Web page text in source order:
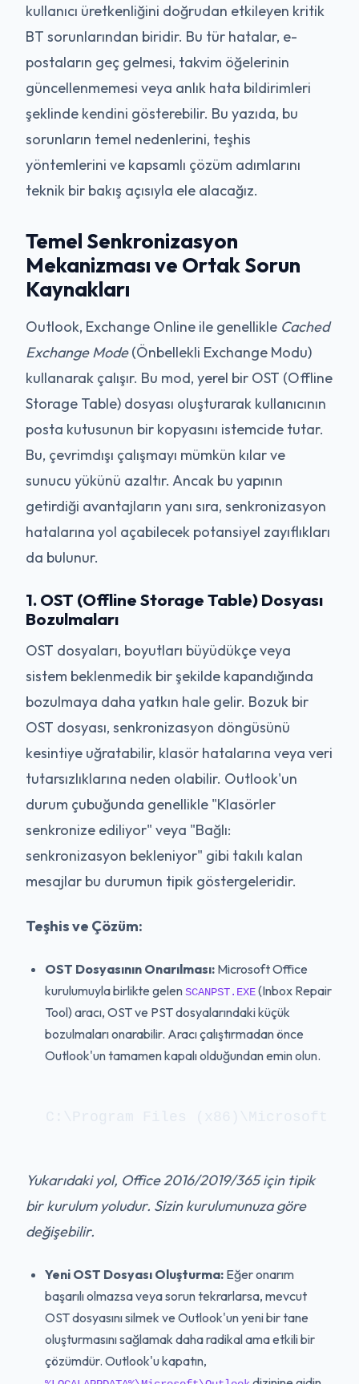
kullanıcı üretkenliğini doğrudan etkileyen kritik
BT sorunlarından biridir. Bu tür hatalar, e-
postaların geç gelmesi, takvim öğelerinin
güncellenmemesi veya anlık hata bildirimleri
şeklinde kendini gösterebilir. Bu yazıda, bu
sorunların temel nedenlerini, teşhis
yöntemlerini ve kapsamlı çözüm adımlarını
teknik bir bakış açısıyla ele alacağız.
Temel Senkronizasyon
Mekanizması ve Ortak Sorun
Kaynakları
Outlook, Exchange Online ile genellikle Cached
Exchange Mode(Önbellekli Exchange Modu)
kullanarak çalışır. Bu mod, yerel bir OST (Offline
Storage Table) dosyası oluşturarak kullanıcının
posta kutusunun bir kopyasını istemcide tutar.
Bu, çevrimdışı çalışmayı mümkün kılar ve
sunucu yükünü azaltır. Ancak bu yapının
getirdiği avantajların yanı sıra, senkronizasyon
hatalarına yol açabilecek potansiyel zayıflıkları
da bulunur.
1. OST (Offline Storage Table) Dosyası
Bozulmaları
OST dosyaları, boyutları büyüdükçe veya
sistem beklenmedik bir şekilde kapandığında
bozulmaya daha yatkın hale gelir. Bozuk bir
OST dosyası, senkronizasyon döngüsünü
kesintiye uğratabilir, klasör hatalarına veya veri
tutarsızlıklarına neden olabilir. Outlook'un
durum çubuğunda genellikle "Klasörler
senkronize ediliyor" veya "Bağlı:
senkronizasyon bekleniyor" gibi takılı kalan
mesajlar bu durumun tipik göstergeleridir.
Teşhis ve Çözüm:
OST Dosyasının Onarılması: Microsoft Office
kurulumuyla birlikte gelenSCANPST.EXE(Inbox Repair
Tool) aracı, OST ve PST dosyalarındaki küçük
bozulmaları onarabilir. Aracı çalıştırmadan önce
Outlook'un tamamen kapalı olduğundan emin olun.
Yukarıdaki yol, Office 2016/2019/365 için tipik
bir kurulum yoludur. Sizin kurulumunuza göre
değişebilir.
Yeni OST Dosyası Oluşturma: Eğer onarım
başarılı olmazsa veya sorun tekrarlarsa, mevcut
OST dosyasını silmek ve Outlook'un yeni bir tane
oluşturmasını sağlamak daha radikal ama etkili bir
çözümdür. Outlook'u kapatın,